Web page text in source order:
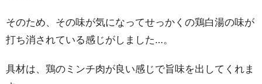
そのため、その味が気になってせっかくの鶏白湯の味が
打ち消されている感じがしました…。
具材は、鶏のミンチ肉が良い感じで旨味を出してくれま